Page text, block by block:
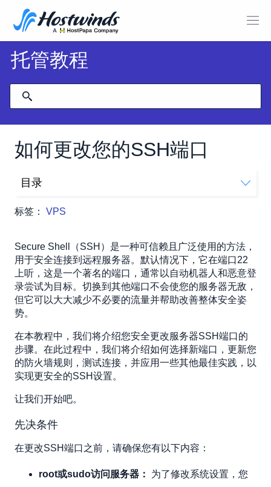
托管教程
如何更改您的SSH端口
标签： VPS
目录
选择一个新的SSH端口
步骤1：更新SSH配置文件
步骤2：更新防火墙规则
步骤3：重新启动SSH服务
步骤4：测试新的SSH端口
锁定SSH访问
禁用根登录
使用SSH密钥身份验证
设置FAIL2BAN或类似工具
监视登录活动
使用IP白名单限制SSH访问
Secure Shell（SSH）是一种可信赖且广泛使用的方法，
用于安全连接到远程服务器。默认情况下，它在端口22
上听，这是一个著名的端口，通常以自动机器人和恶意登
录尝试为目标。切换到其他端口不会使您的服务器无敌，
但它可以大大减少不必要的流量并帮助改善整体安全姿
势。
在本教程中，我们将介绍您安全更改服务器SSH端口的
步骤。在此过程中，我们将介绍如何选择新端口，更新您
的防火墙规则，测试连接，并应用一些其他最佳实践，以
实现更安全的SSH设置。
让我们开始吧。
先决条件
在更改SSH端口之前，请确保您有以下内容：
root或sudo访问服务器：
为了修改系统设置，您